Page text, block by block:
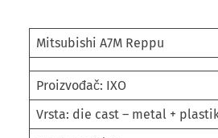
Mitsubishi A7M Reppu
Proizvođač: IXO
Vrsta: die cast – metal +